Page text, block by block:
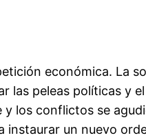
económica. La
las peleas políticas
los conflictos se
un nuevo